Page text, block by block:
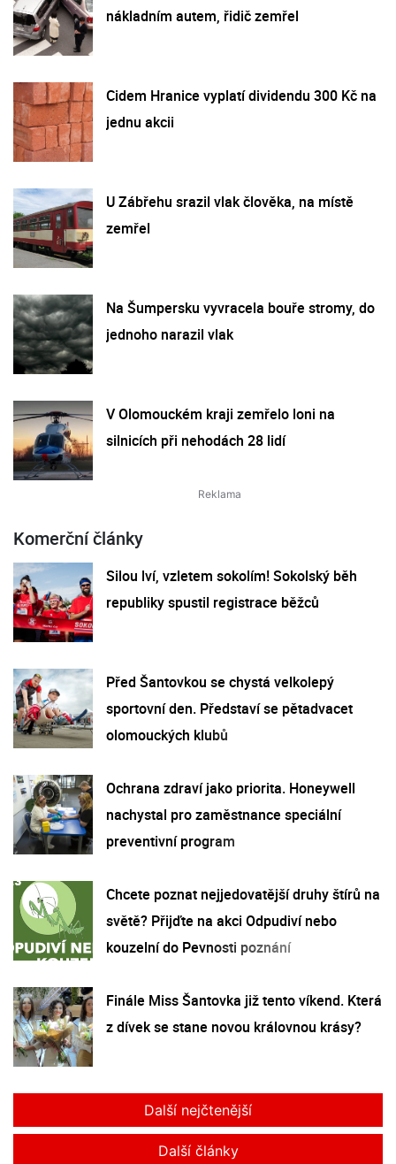
nákladním autem, řidič zemřel
Cidem Hranice vyplatí dividendu 300 Kč na
jednu akcii
U Zábřehu srazil vlak člověka, na místě
zemřel
Na Šumpersku vyvracela bouře stromy, do
jednoho narazil vlak
V Olomouckém kraji zemřelo loni na
silnicích při nehodách 28 lidí
Komerční články
Silou lví, vzletem sokolím! Sokolský běh
republiky spustil registrace běžců
Před Šantovkou se chystá velkolepý
sportovní den. Představí se pětadvacet
olomouckých klubů
Ochrana zdraví jako priorita. Honeywell
nachystal pro zaměstnance speciální
preventivní program
Chcete poznat nejjedovatější druhy štírů na
světě? Přijďte na akci Odpudiví nebo
kouzelní do Pevnosti poznání
Finále Miss Šantovka již tento víkend. Která
z dívek se stane novou královnou krásy?
Další nejčtenější
Další články